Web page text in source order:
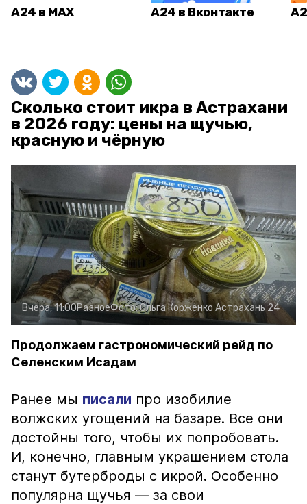
А24 в MAX А24 в Вконтакте
Сколько стоит икра в Астрахани
в 2026 году: цены на щучью,
красную и чёрную
Вчера, 11:00РазноеФото:Ольга Корженко Астрахань 24
Продолжаем гастрономический рейд по
Селенским Исадам
Ранее мы писали про изобилие
волжских угощений на базаре. Все они
достойны того, чтобы их попробовать.
И, конечно, главным украшением стола
станут бутерброды с икрой. Особенно
популярна щучья — за свои